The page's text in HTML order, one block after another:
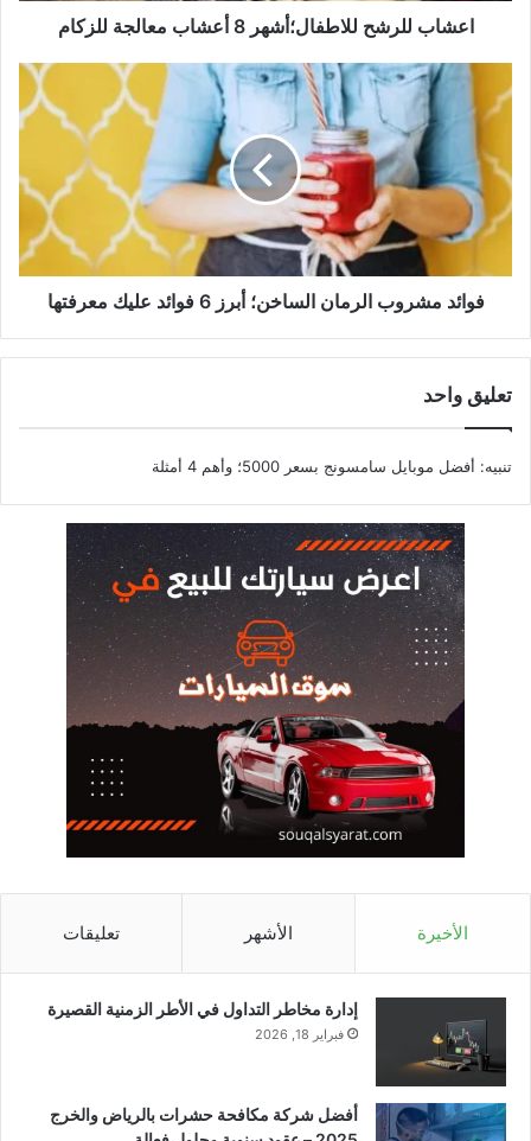
اعشاب للرشح للاطفال؛أشهر 8 أعشاب معالجة للزكام
مشروب
الرمان
الساخن؛
أبرز
6
فوائد
معرفتها
فوائد مشروب الرمان الساخن؛ أبرز 6 فوائد عليك معرفتها
تعليق واحد
تنبيه: أفضل موبايل سامسونج بسعر 5000؛ وأهم 4 أمثلة
الأخيرة الأشهر تعليقات
إدارة مخاطر التداول في الأطر الزمنية القصيرة
فبراير 18, 2026
أفضل شركة مكافحة حشرات بالرياض والخرج